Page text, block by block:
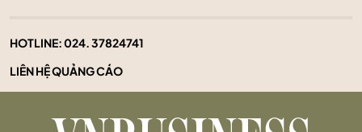
HOTLINE:024. 37824741
LIÊN HỆ QUẢNG CÁO